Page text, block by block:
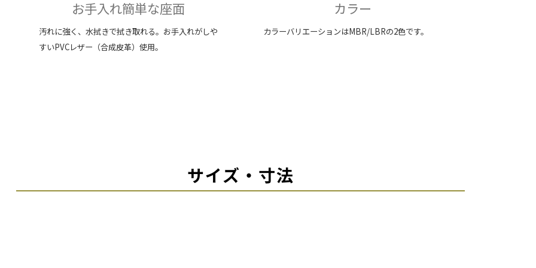
お手入れ簡単な座面
汚れに強く、水拭きで拭き取れる。お手入れがしや
すいPVCレザー（合成皮革）使用。
カラー
カラーバリエーションはMBR/LBRの2色です。
サイズ・寸法